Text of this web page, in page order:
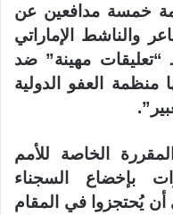
خمسة مدافعين عن
والناشط الإماراتي
“تعليقات مهينة” ضد
العفو الدولية
الخاصة للأمم
بإخضاع السجناء
أن يُحتجزوا في المقام